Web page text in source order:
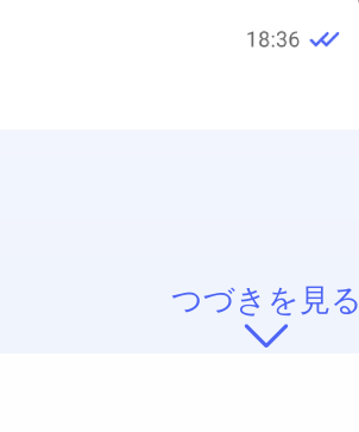
つづきを見る